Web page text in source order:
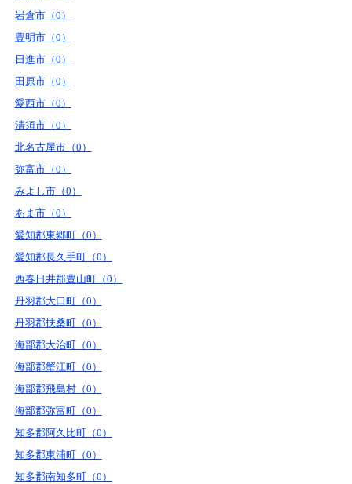
岩倉市（0）
豊明市（0）
日進市（0）
田原市（0）
愛西市（0）
清須市（0）
北名古屋市（0）
弥富市（0）
みよし市（0）
あま市（0）
愛知郡東郷町（0）
愛知郡長久手町（0）
西春日井郡豊山町（0）
丹羽郡大口町（0）
丹羽郡扶桑町（0）
海部郡大治町（0）
海部郡蟹江町（0）
海部郡飛島村（0）
海部郡弥富町（0）
知多郡阿久比町（0）
知多郡東浦町（0）
知多郡南知多町（0）